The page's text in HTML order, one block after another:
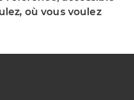
où vous voulez